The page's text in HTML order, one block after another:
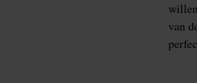
van